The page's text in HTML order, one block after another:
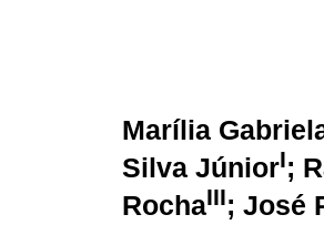
Marília
Silva JúniorI;
RochaIII; José